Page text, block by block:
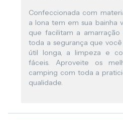
Confeccionada com
a lona tem em sua bainha
que facilitam a
toda a segurança que
útil longa, a limpeza e
fáceis. Aproveite os
camping com toda a
qualidade.